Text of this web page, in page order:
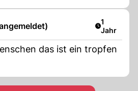
Artikel
1
Jahr
das ist ein tropfen